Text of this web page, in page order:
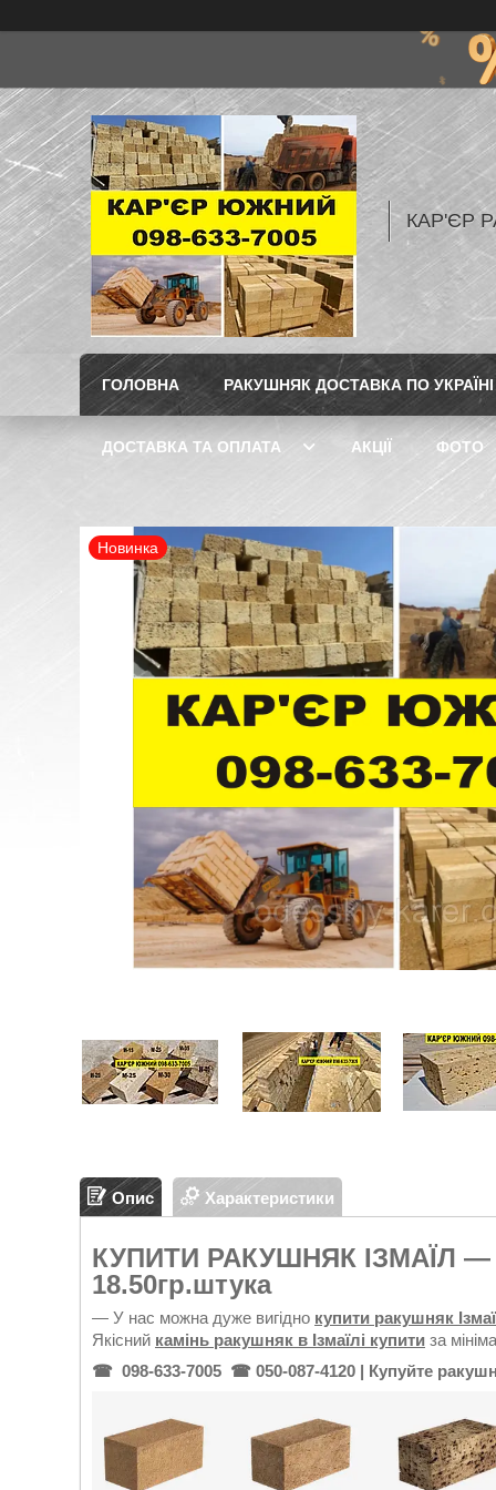
КАР'ЄР
ГОЛОВНА РАКУШНЯК ДОСТАВКА ПО УКРАЇНІ
ДОСТАВКА ТА ОПЛАТА АКЦІЇ ФОТО
Новинка
Опис Характеристики
КУПИТИ РАКУШНЯК ІЗМАЇЛ
18.50гр.штука
— У нас можна дуже вигідно купити ракушняк
Якісний камінь ракушняк в Ізмаїлі купити за
☎ 098-633-7005 ☎ 050-087-4120 | Купуйте